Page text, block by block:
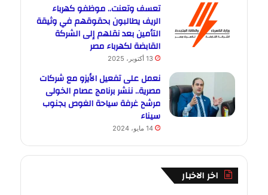
تعسف وتعنت.. موظفو كهرباء
الريف يطالبون بحقوقهم في وثيقة
التأمين بعد نقلهم إلى الشركة
القابضة لكهرباء مصر
13 أكتوبر، 2025
نعمل على تفعيل الأيزو مع شركات
مصرية.. ننشر برنامج عصام الخولى
مرشح غرفة سياحة الغوص بجنوب
سيناء
14 مايو، 2024
اخر الاخبار